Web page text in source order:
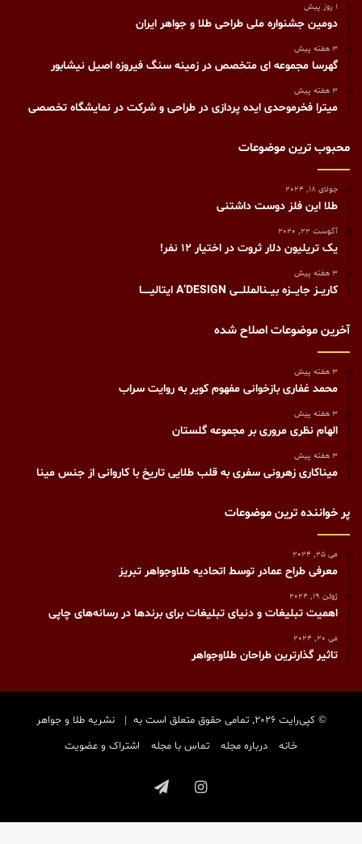
1 روز پیش
دومین جشنواره ملی طراحی طلا و جواهر ایران
3 هفته پیش
گهرسا مجموعه ای متخصص در زمینه سنگ فیروزه اصیل نیشابور
3 هفته پیش
میترا فخرموحدی ایده پردازی در طراحی و شرکت در نمایشگاه تخصصی
محبوب ترین موضوعات
جولای 18, 2024
طلا این فلز دوست داشتنی
آگوست 22, 2020
یک تریلیون دلار ثروت در اختیار ۱۲ نفر!
3 هفته پیش
کاریــز جایـــزه بیــنالمللـــی A’DESIGN ایتالیـــــا
آخرین موضوعات اصلاح شده
3 هفته پیش
محمد غفاری بازخوانی مفهوم کویر به روایت سراب
3 هفته پیش
الهام نظری مروری بر مجموعه گلستان
3 هفته پیش
میناکاری زهرونی سفری به قلب طلایی تاریخ با کاروانی از جنس مینا
پر خواننده ترین موضوعات
می 25, 2024
معرفی طراح عمادر توسط اتحادیه طلاوجواهر تبریز
ژوئن 19, 2024
اهمیت تبلیغات و دنیای تبلیغات برای برندها در رسانه‌های چاپی
می 20, 2024
تاثیر گذارترین طراحان طلاوجواهر
© کپی‌رایت 2026, تمامی حقوق متعلق است به |
نشریه طلا و جواهر
خانه
درباره مجله تماس با مجله اشتراک و عضویت
اینستاگرامتلگرام